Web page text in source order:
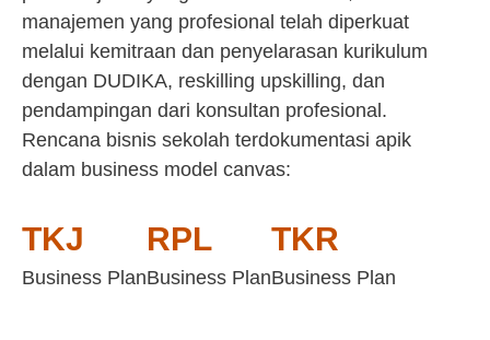
manajemen yang profesional telah diperkuat
melalui kemitraan dan penyelarasan kurikulum
dengan DUDIKA, reskilling upskilling, dan
pendampingan dari konsultan profesional.
Rencana bisnis sekolah terdokumentasi apik
dalam business model canvas:
TKJ
Business Plan
RPL
Business Plan
TKR
Business Plan